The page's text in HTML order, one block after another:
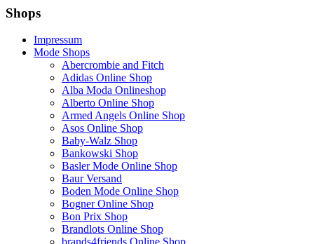
Shops
Impressum
Mode Shops
Abercrombie and Fitch
Adidas Online Shop
Alba Moda Onlineshop
Alberto Online Shop
Armed Angels Online Shop
Asos Online Shop
Baby-Walz Shop
Bankowski Shop
Basler Mode Online Shop
Baur Versand
Boden Mode Online Shop
Bogner Online Shop
Bon Prix Shop
Brandlots Online Shop